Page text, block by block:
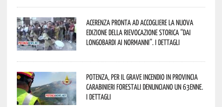
Acerenza pronta ad accogliere la nuova
edizione della rievocazione storica “Dai
Longobardi ai Normanni”. I dettagli
Potenza, per il grave incendio in Provincia
Carabinieri forestali denunciano un 63enne.
I dettagli